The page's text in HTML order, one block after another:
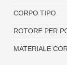
CORPO TIPO
ROTORE PER
MATERIALE